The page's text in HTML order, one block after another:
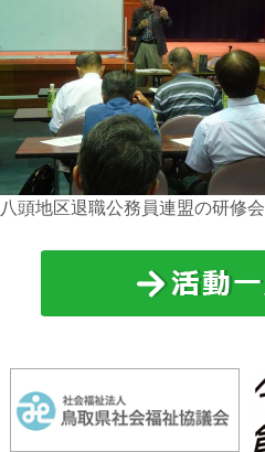
八頭地区退職公務員連盟の研修会